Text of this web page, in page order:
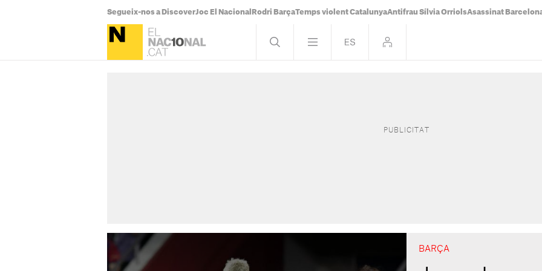
Segueix-nos a DiscoverJoc El Nacional Rodri BarçaTemps violent CatalunyaAntifrau Sílvia OrriolsAsassinat
BARÇA